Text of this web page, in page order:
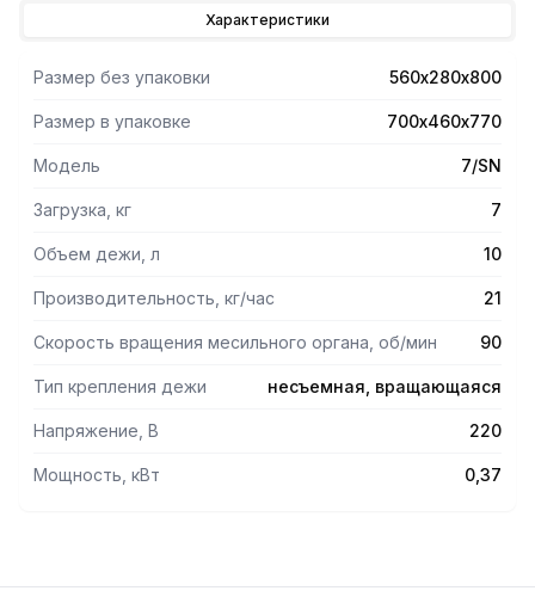
продуктами (дежа, спираль и тестоделительный
модели 12-18-25-38 серийно оснащаются крышкой из
дымчатого поликарбоната, модели 7 и 50 - только
сетчатой крышкой из нержавеющей стали.
Модели CN и FN оснащены подъемной головкой с
модель CN имеет съемную дежу.
Количество теста за цикл: 7кг
поставляется под заказ.
Характеристики
Размер без упаковки 560х280х800
Размер в упаковке 700х460х770
Модель 7/SN
Загрузка, кг 7
Объем дежи, л 10
Производительность, кг/час 21
Скорость вращения месильного органа, об/мин 90
Тип крепления дежи несъемная, вращающаяся
Напряжение, В 220
Мощность, кВт 0,37